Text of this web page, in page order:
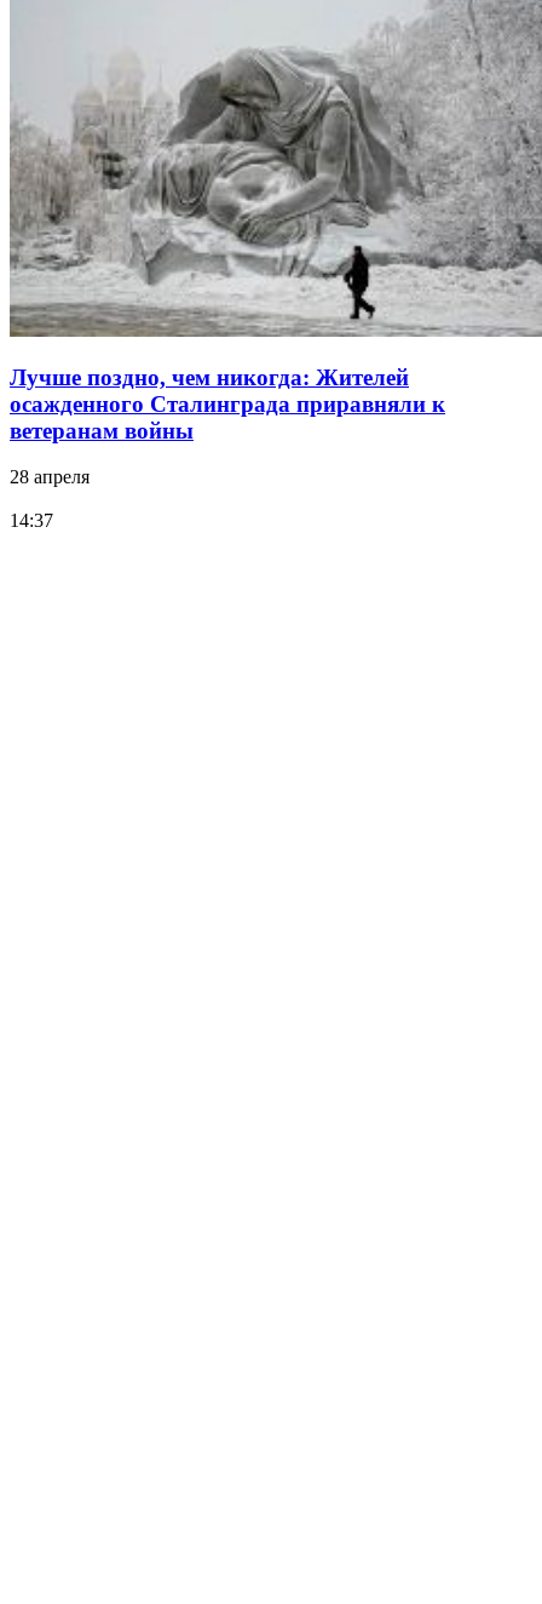
Лучше поздно, чем никогда: Жителей
осажденного Сталинграда приравняли к
ветеранам войны
28 апреля
14:37